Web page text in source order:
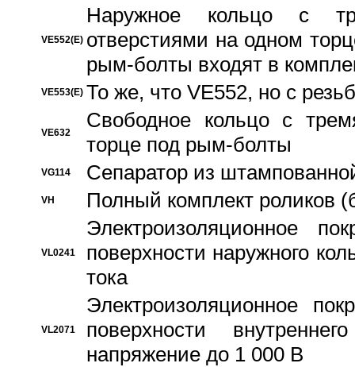
VE552(E)
Наружное кольцо с
отверстиями на одном
рым-болты входят в
VE553(E) То же, что VE552, но с
VE632
Свободное кольцо с
торце под рым-болты
VG114 Сепаратор из
VH Полный комплект роликов
VL0241
Электроизоляционное
поверхности наружного
тока
VL2071
Электроизоляционное
поверхности
напряжение до 1 000 В